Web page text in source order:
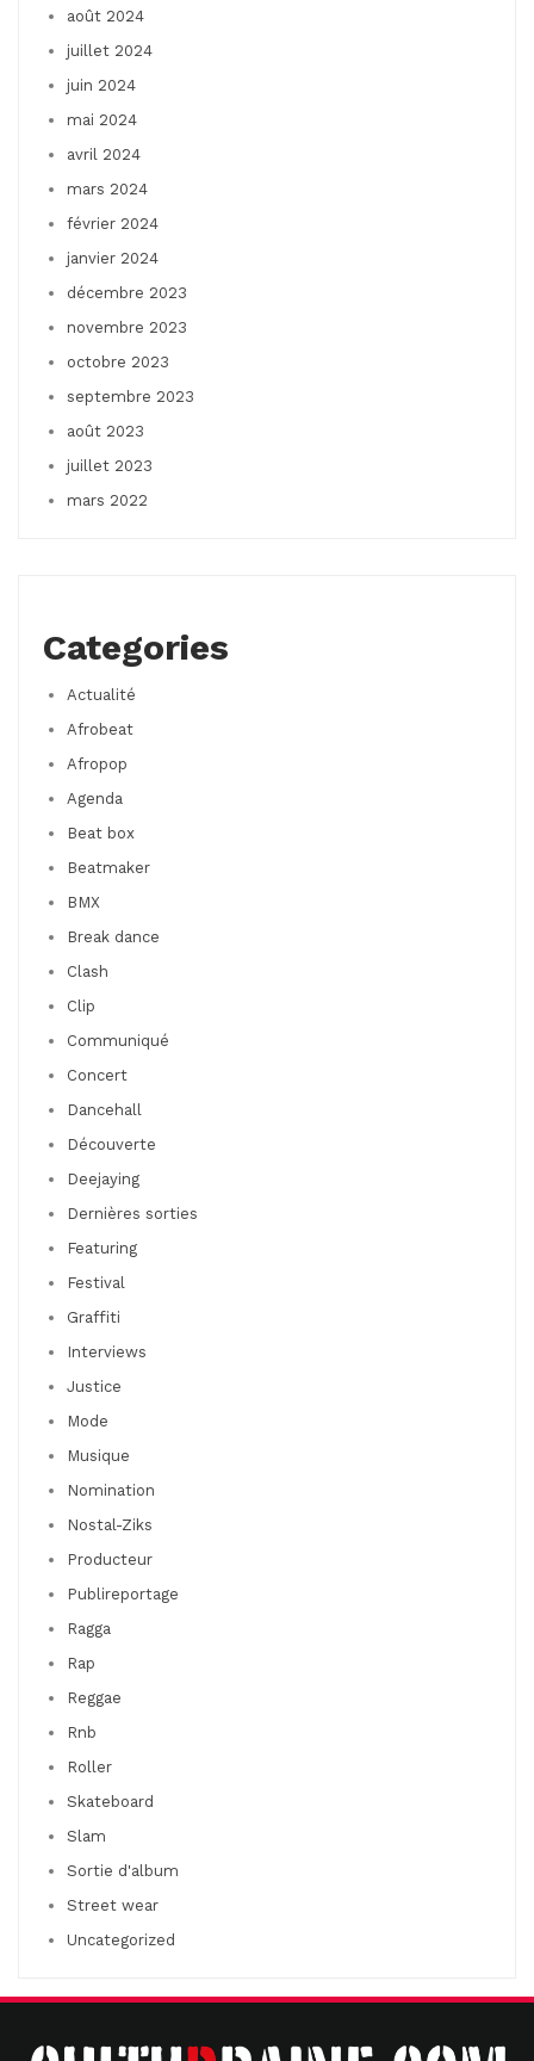
août 2024
juillet 2024
juin 2024
mai 2024
avril 2024
mars 2024
février 2024
janvier 2024
décembre 2023
novembre 2023
octobre 2023
septembre 2023
août 2023
juillet 2023
mars 2022
Categories
Actualité
Afrobeat
Afropop
Agenda
Beat box
Beatmaker
BMX
Break dance
Clash
Clip
Communiqué
Concert
Dancehall
Découverte
Deejaying
Dernières sorties
Featuring
Festival
Graffiti
Interviews
Justice
Mode
Musique
Nomination
Nostal-Ziks
Producteur
Publireportage
Ragga
Rap
Reggae
Rnb
Roller
Skateboard
Slam
Sortie d'album
Street wear
Uncategorized